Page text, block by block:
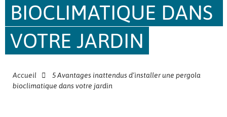
BIOCLIMATIQUE DANS
VOTRE JARDIN
Accueil
5 Avantages inattendus d’installer une pergola
bioclimatique dans votre jardin